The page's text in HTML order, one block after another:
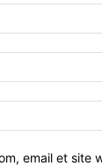
email et site